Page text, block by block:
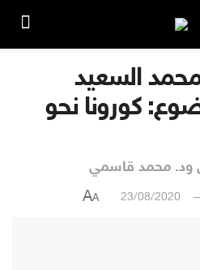
محمد السعيد
كورونا نحو
ود. محمد قاسمي
23/08/2020
A
A